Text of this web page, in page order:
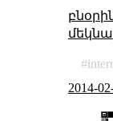
2014-